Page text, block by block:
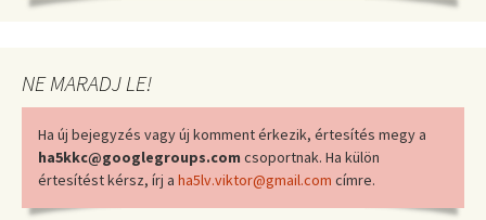
NE MARADJ LE!
Ha új bejegyzés vagy új komment érkezik, értesítés megy a
ha5kkc@googlegroups.com csoportnak. Ha külön
értesítést kérsz, írj a ha5lv.viktor@gmail.com címre.